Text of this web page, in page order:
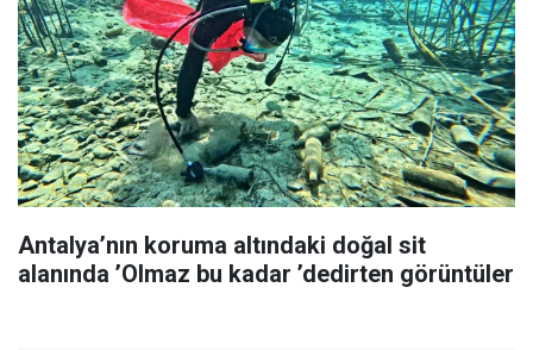
Antalya’nın koruma altındaki doğal sit
alanında ’Olmaz bu kadar ’dedirten görüntüler